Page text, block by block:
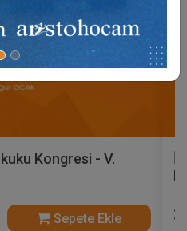
- V. İş Hukuku
Kaydı
Sepete Ekle